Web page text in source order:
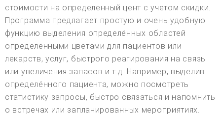
стоимости на определенный цент с учетом скидки.
Программа предлагает простую и очень удобную
функцию выделения определённых областей
определёнными цветами для пациентов или
лекарств, услуг, быстрого реагирования на связь
или увеличения запасов и т.д. Например, выделив
определённого пациента, можно посмотреть
статистику запросы, быстро связаться и напомнить
о встречах или запланированных мероприятиях.